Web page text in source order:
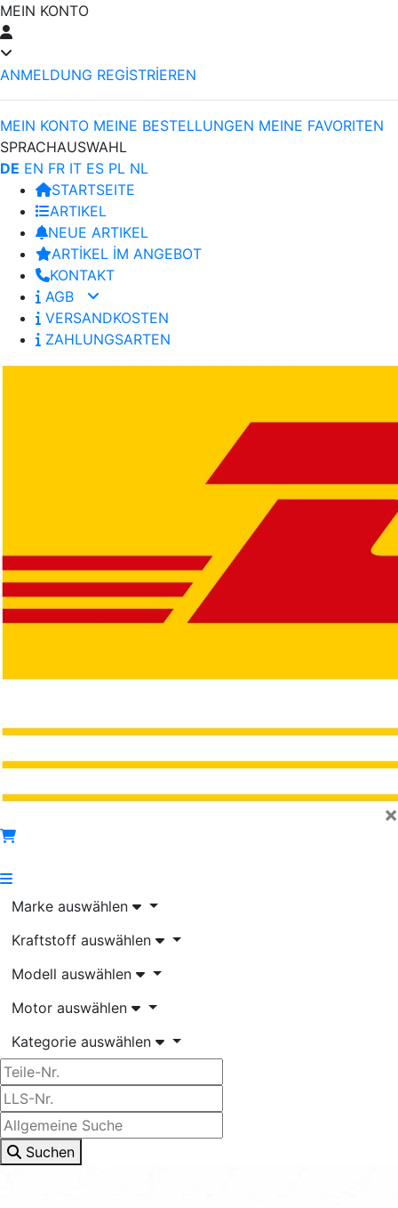
MEIN KONTO
ANMELDUNG REGİSTRİEREN
MEIN KONTO MEINE BESTELLUNGEN MEINE FAVORITEN
SPRACHAUSWAHL
DE EN FR IT ES PL NL
STARTSEITE
ARTIKEL
NEUE ARTIKEL
ARTİKEL İM ANGEBOT
KONTAKT
AGB
VERSANDKOSTEN
ZAHLUNGSARTEN
×
Marke auswählen
Kraftstoff auswählen
Modell auswählen
Motor auswählen
Kategorie auswählen
Suchen